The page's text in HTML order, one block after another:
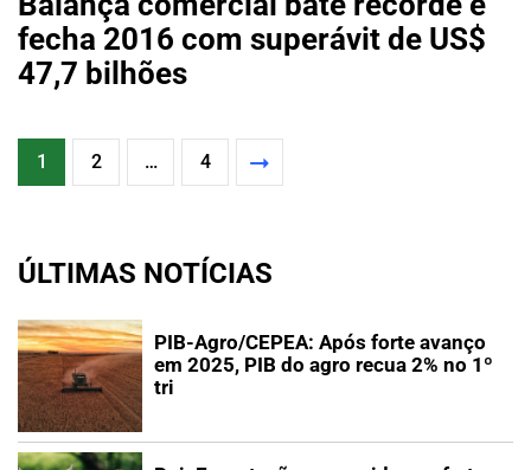
fecha 2016 com superávit de US$
47,7 bilhões
1 2 … 4
ÚLTIMAS NOTÍCIAS
PIB-Agro/CEPEA: Após forte avanço
em 2025, PIB do agro recua 2% no 1º
tri